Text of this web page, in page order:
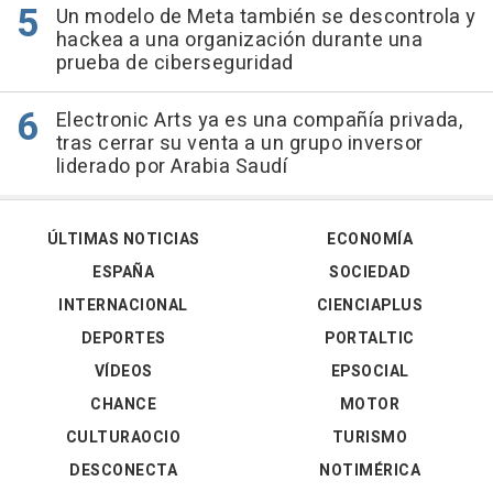
Un modelo de Meta también se descontrola y
hackea a una organización durante una
prueba de ciberseguridad
Electronic Arts ya es una compañía privada,
tras cerrar su venta a un grupo inversor
liderado por Arabia Saudí
ÚLTIMAS NOTICIAS
ESPAÑA
INTERNACIONAL
DEPORTES
VÍDEOS
ECONOMÍA
SOCIEDAD
CIENCIAPLUS
PORTALTIC
EPSOCIAL
CHANCE
CULTURAOCIO
DESCONECTA
MOTOR
TURISMO
NOTIMÉRICA